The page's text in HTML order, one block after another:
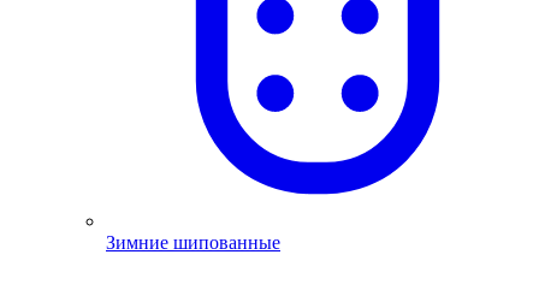
Зимние шипованные